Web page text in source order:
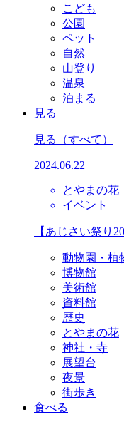
こども
公園
ペット
自然
山登り
温泉
泊まる
見る
見る （すべて）
2024.06.22
とやまの花
イベント
【あじさい祭り
動物園・植
博物館
美術館
資料館
歴史
とやまの花
神社・寺
展望台
夜景
街歩き
食べる